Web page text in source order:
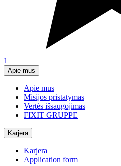
1
Apie mus
Apie mus
Misijos pristatymas
Vertės išsaugojimas
FIXIT GRUPPE
Karjera
Karjera
Application form